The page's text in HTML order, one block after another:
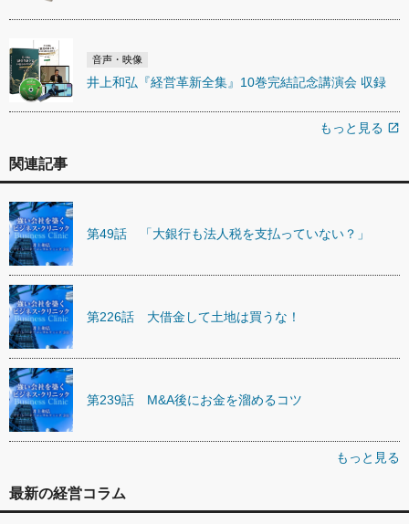
音声・映像
井上和弘『経営革新全集』10巻完結記念講演会 収録
もっと見る open_in_new
関連記事
第49話 「大銀行も法人税を支払っていない？」
第226話 大借金して土地は買うな！
第239話 M&A後にお金を溜めるコツ
もっと見る
最新の経営コラム